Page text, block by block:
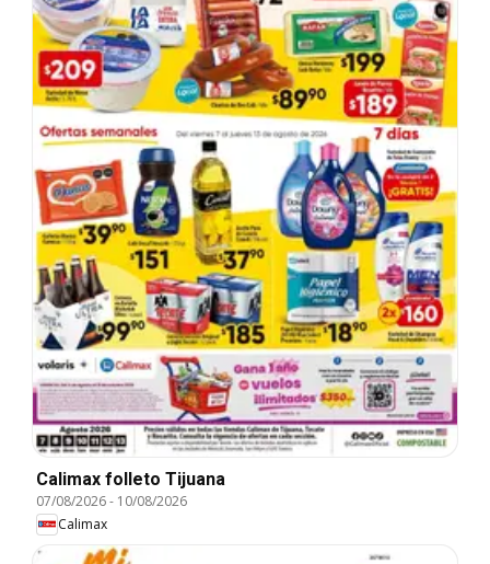
Calimax folleto Tijuana
07/08/2026- 10/08/2026
Calimax